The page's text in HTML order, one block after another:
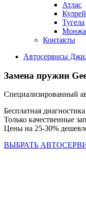
Атлас
Кулрей
Тугела
Контакты
Автосервисы
Замена пружин
Специализированный
Бесплатная
Только качественные
Цены на 25-30%
ВЫБРАТЬ